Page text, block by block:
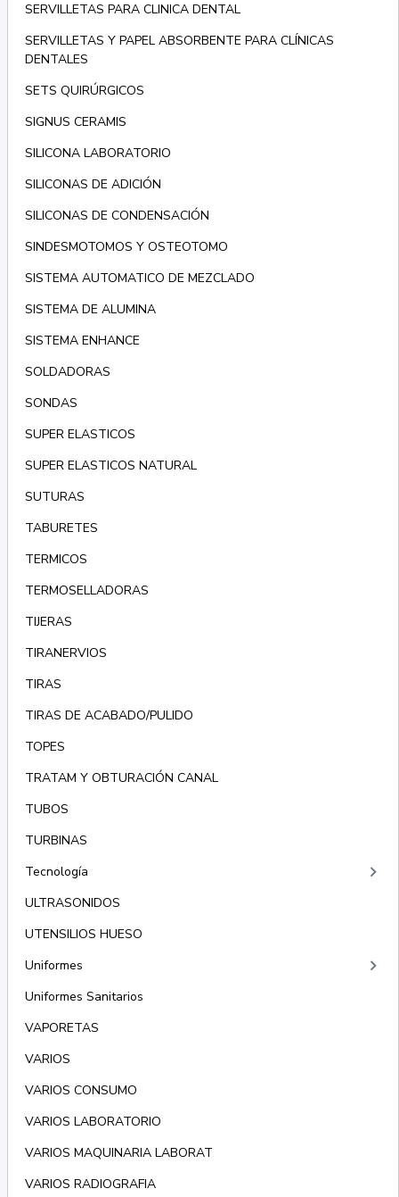
SERVILLETAS PARA CLINICA DENTAL
SERVILLETAS Y PAPEL ABSORBENTE PARA CLÍNICAS
DENTALES
SETS QUIRÚRGICOS
SIGNUS CERAMIS
SILICONA LABORATORIO
SILICONAS DE ADICIÓN
SILICONAS DE CONDENSACIÓN
SINDESMOTOMOS Y OSTEOTOMO
SISTEMA AUTOMATICO DE MEZCLADO
SISTEMA DE ALUMINA
SISTEMA ENHANCE
SOLDADORAS
SONDAS
SUPER ELASTICOS
SUPER ELASTICOS NATURAL
SUTURAS
TABURETES
TERMICOS
TERMOSELLADORAS
TIJERAS
TIRANERVIOS
TIRAS
TIRAS DE ACABADO/PULIDO
TOPES
TRATAM Y OBTURACIÓN CANAL
TUBOS
TURBINAS
Tecnología
keyboard_arrow_right
ULTRASONIDOS
UTENSILIOS HUESO
Uniformes
keyboard_arrow_right
Uniformes Sanitarios
VAPORETAS
VARIOS
VARIOS CONSUMO
VARIOS LABORATORIO
VARIOS MAQUINARIA LABORAT
VARIOS RADIOGRAFIA